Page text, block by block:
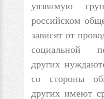
уязвимую
российском
зависят от
социальной
других
со стороны
других имеют